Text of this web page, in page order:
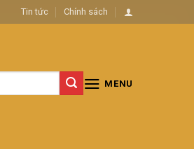
Tin tức Chính sách
MENU